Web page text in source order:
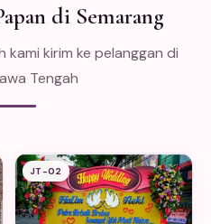
di Semarang
kirim ke pelanggan di
Tengah
JT-02